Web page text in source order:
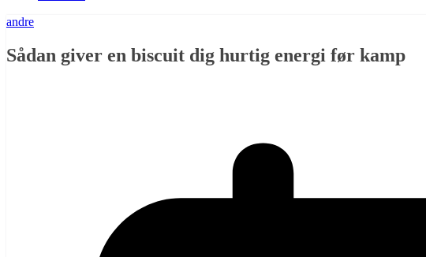
andre
Sådan giver en biscuit dig hurtig energi før kamp